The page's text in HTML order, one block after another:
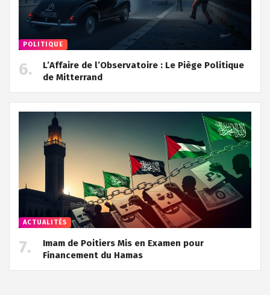
POLITIQUE
L’Affaire de l’Observatoire : Le Piège Politique
de Mitterrand
ACTUALITÉS
Imam de Poitiers Mis en Examen pour
Financement du Hamas